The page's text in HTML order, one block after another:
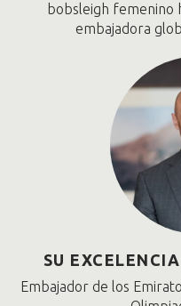
bobsleigh femenino
embajadora
SU
Embajador de los